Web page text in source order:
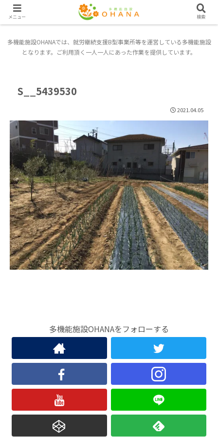
多機能施設OHANAでは、就労継続支援B型事業所等を運営している多機能施設
となります。ご利用頂く一人一人にあった作業を提供しています。
S__5439530
2021.04.05
多機能施設OHANAをフォローする
メニュー 検索